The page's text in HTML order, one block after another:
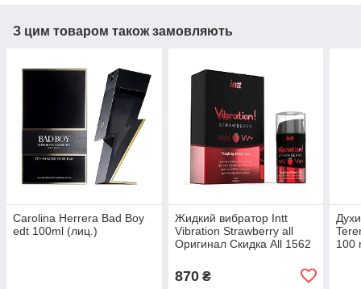
З цим товаром також замовляють
Carolina Herrera Bad Boy
edt 100ml (лиц.)
Жидкий вибратор Intt
Vibration Strawberry all
Оригинал Скидка All 1562
870₴
100